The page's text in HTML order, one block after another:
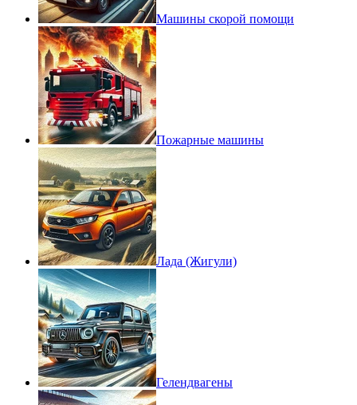
Машины скорой помощи
Пожарные машины
Лада (Жигули)
Гелендвагены